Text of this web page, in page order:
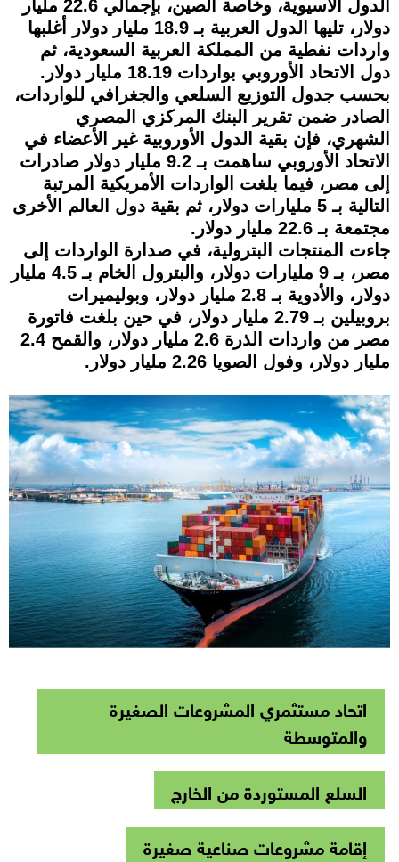
الدول الآسيوية، وخاصة الصين، بإجمالي 22.6 مليار
دولار، تليها الدول العربية بـ 18.9 مليار دولار أغلبها
واردات نفطية من المملكة العربية السعودية، ثم
دول الاتحاد الأوروبي بواردات 18.19 مليار دولار.
بحسب جدول التوزيع السلعي والجغرافي للواردات،
الصادر ضمن تقرير البنك المركزي المصري
الشهري، فإن بقية الدول الأوروبية غير الأعضاء في
الاتحاد الأوروبي ساهمت بـ 9.2 مليار دولار صادرات
إلى مصر، فيما بلغت الواردات الأمريكية المرتبة
التالية بـ 5 مليارات دولار، ثم بقية دول العالم الأخرى
مجتمعة بـ 22.6 مليار دولار.
جاءت المنتجات البترولية، في صدارة الواردات إلى
مصر، بـ 9 مليارات دولار، والبترول الخام بـ 4.5 مليار
دولار، والأدوية بـ 2.8 مليار دولار، وبوليميرات
بروبيلين بـ 2.79 مليار دولار، في حين بلغت فاتورة
مصر من واردات الذرة 2.6 مليار دولار، والقمح 2.4
مليار دولار، وفول الصويا 2.26 مليار دولار.
اتحاد مستثمري المشروعات الصغيرة
والمتوسطة
السلع المستوردة من الخارج
إقامة مشروعات صناعية صغيرة